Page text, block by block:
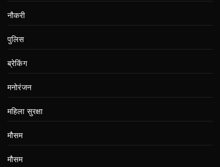
नौकरी
पुलिस
ब्रेकिंग
मनोरंजन
महिला सुरक्षा
मौसम
मौसम